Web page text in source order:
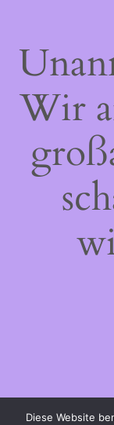
Wir
Diese Website